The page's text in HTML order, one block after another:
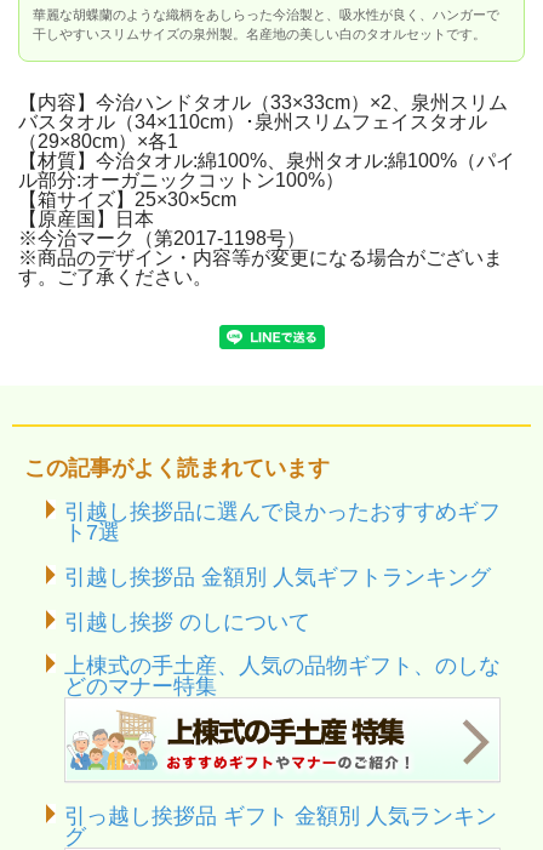
華麗な胡蝶蘭のような織柄をあしらった今治製と、吸水性が良く、ハンガーで
干しやすいスリムサイズの泉州製。名産地の美しい白のタオルセットです。
【内容】今治ハンドタオル（33×33cm）×2、泉州スリム
バスタオル（34×110cm）･泉州スリムフェイスタオル
（29×80cm）×各1
【材質】今治タオル:綿100%、泉州タオル:綿100%（パイ
ル部分:オーガニックコットン100%）
【箱サイズ】25×30×5cm
【原産国】日本
※今治マーク（第2017-1198号）
※商品のデザイン・内容等が変更になる場合がございま
す。ご了承ください。
この記事がよく読まれています
引越し挨拶品に選んで良かったおすすめギフ
ト7選
引越し挨拶品 金額別 人気ギフトランキング
引越し挨拶 のしについて
上棟式の手土産、人気の品物ギフト、のしな
どのマナー特集
引っ越し挨拶品 ギフト 金額別 人気ランキン
グ